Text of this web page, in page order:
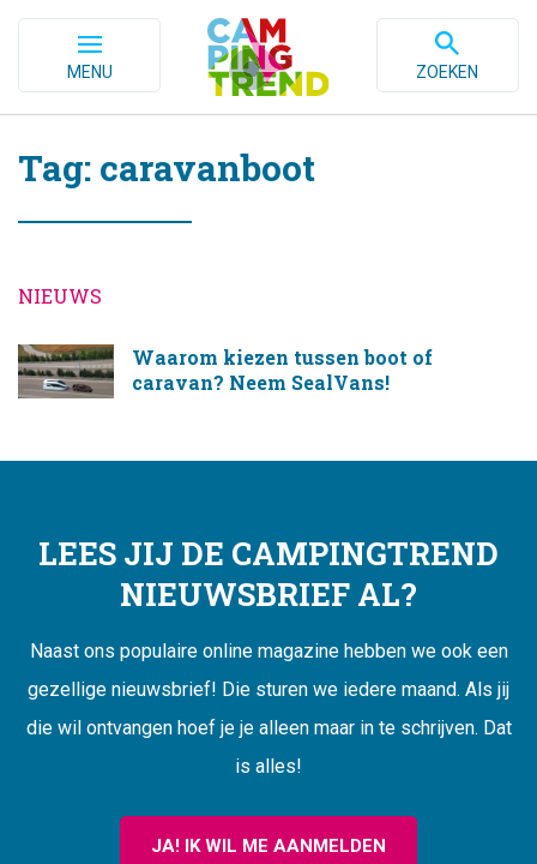
MENU ZOEKEN
Tag: caravanboot
NIEUWS
Waarom kiezen tussen boot of
caravan? Neem SealVans!
LEES JIJ DE CAMPINGTREND
NIEUWSBRIEF AL?
Naast ons populaire online magazine hebben we ook een
gezellige nieuwsbrief! Die sturen we iedere maand. Als jij
die wil ontvangen hoef je je alleen maar in te schrijven. Dat
is alles!
JA! IK WIL ME AANMELDEN